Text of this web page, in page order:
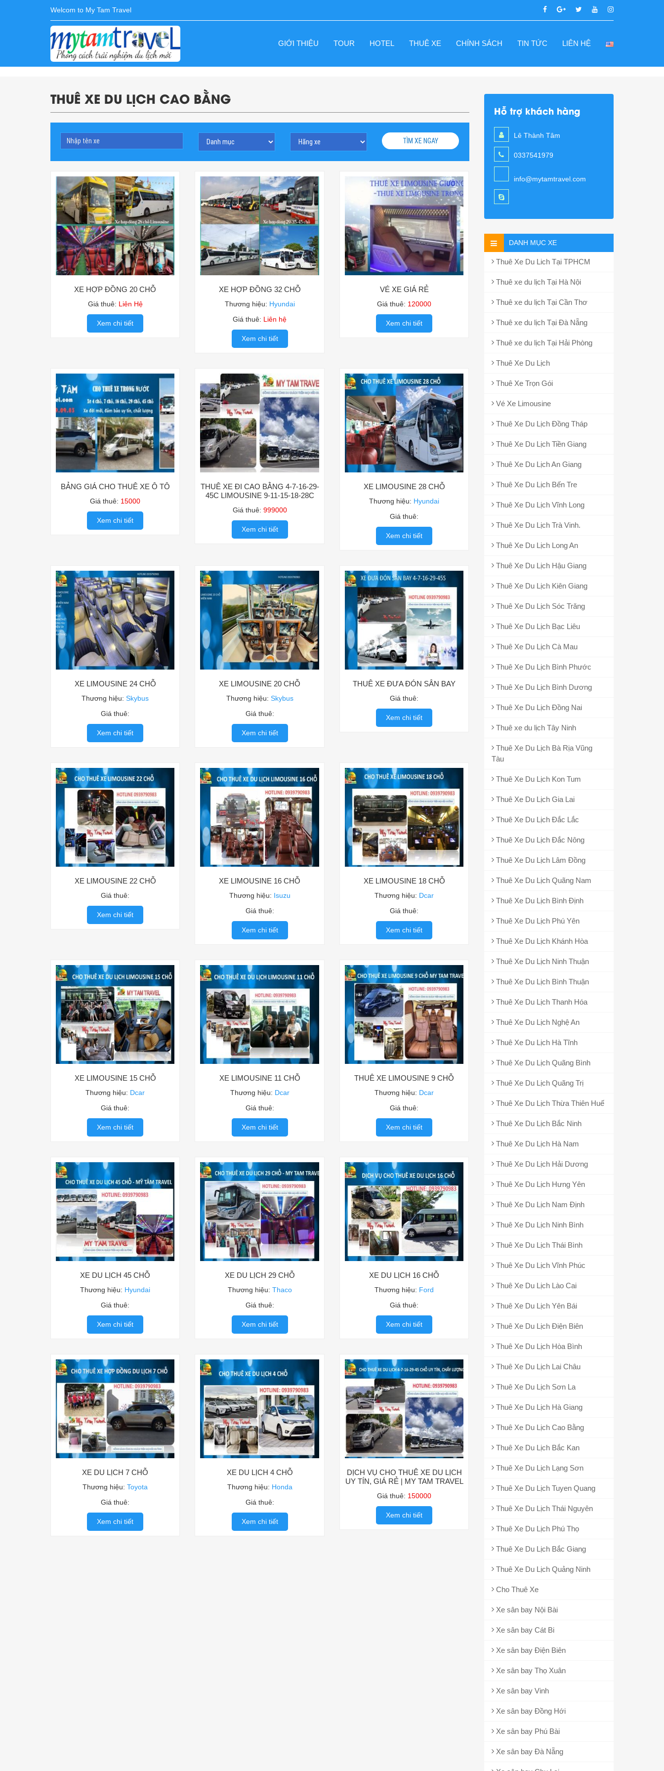
Welcom to My Tam Travel
GIỚI THIỆU TOUR HOTEL THUÊ XE CHÍNH SÁCH TIN TỨC LIÊN HỆ
THUÊ XE DU LỊCH CAO BẰNG
TÌM XE NGAY
XE HỢP ĐỒNG 20 CHỖ
Giá thuê: Liên Hệ
Xem chi tiết
XE HỢP ĐỒNG 32 CHỖ
Thương hiệu: Hyundai
Giá thuê: Liên hệ
Xem chi tiết
VÉ XE GIÁ RẺ
Giá thuê: 120000
Xem chi tiết
BẢNG GIÁ CHO THUÊ XE Ô TÔ
Giá thuê: 15000
Xem chi tiết
THUÊ XE ĐI CAO BẰNG 4-7-16-29-
45C LIMOUSINE 9-11-15-18-28C
Giá thuê: 999000
Xem chi tiết
XE LIMOUSINE 28 CHỖ
Thương hiệu: Hyundai
Giá thuê:
Xem chi tiết
XE LIMOUSINE 24 CHỖ
Thương hiệu:Skybus
Giá thuê:
Xem chi tiết
XE LIMOUSINE 20 CHỖ
Thương hiệu: Skybus
Giá thuê:
Xem chi tiết
THUÊ XE ĐƯA ĐÓN SÂN BAY
Giá thuê:
Xem chi tiết
XE LIMOUSINE 22 CHỖ
Giá thuê:
Xem chi tiết
XE LIMOUSINE 16 CHỖ
Thương hiệu: Isuzu
Giá thuê:
Xem chi tiết
XE LIMOUSINE 18 CHỖ
Thương hiệu: Dcar
Giá thuê:
Xem chi tiết
XE LIMOUSINE 15 CHỖ
Thương hiệu: Dcar
Giá thuê:
Xem chi tiết
XE LIMOUSINE 11 CHỖ
Thương hiệu: Dcar
Giá thuê:
Xem chi tiết
THUÊ XE LIMOUSINE 9 CHỖ
Thương hiệu: Dcar
Giá thuê:
Xem chi tiết
XE DU LỊCH 45 CHỖ
Thương hiệu: Hyundai
Giá thuê:
Xem chi tiết
XE DU LỊCH 29 CHỖ
Thương hiệu: Thaco
Giá thuê:
Xem chi tiết
XE DU LỊCH 16 CHỖ
Thương hiệu: Ford
Giá thuê:
Xem chi tiết
XE DU LỊCH 7 CHỖ
Thương hiệu:Toyota
Giá thuê:
Xem chi tiết
XE DU LỊCH 4 CHỖ
Thương hiệu: Honda
Giá thuê:
Xem chi tiết
DỊCH VỤ CHO THUÊ XE DU LỊCH
UY TÍN, GIÁ RẺ | MY TAM TRAVEL
Giá thuê: 150000
Xem chi tiết
Hỗ trợ khách hàng
Lê Thành Tâm
0337541979
info@mytamtravel.com
DANH MỤC XE
Thuê Xe Du Lich Tại TPHCM
Thuê xe du lịch Tại Hà Nội
Thuê xe du lịch Tại Cần Thơ
Thuê xe du lịch Tại Đà Nẵng
Thuê xe du lịch Tại Hải Phòng
Thuê Xe Du Lịch
Thuê Xe Trọn Gói
Vé Xe Limousine
Thuê Xe Du Lịch Đồng Tháp
Thuê Xe Du Lịch Tiền Giang
Thuê Xe Du Lịch An Giang
Thuê Xe Du Lịch Bến Tre
Thuê Xe Du Lịch Vĩnh Long
Thuê Xe Du Lịch Trà Vinh.
Thuê Xe Du Lịch Long An
Thuê Xe Du Lịch Hậu Giang
Thuê Xe Du Lịch Kiên Giang
Thuê Xe Du Lịch Sóc Trăng
Thuê Xe Du Lịch Bạc Liêu
Thuê Xe Du Lịch Cà Mau
Thuê Xe Du Lịch Bình Phước
Thuê Xe Du Lịch Bình Dương
Thuê Xe Du Lịch Đồng Nai
Thuê xe du lịch Tây Ninh
Thuê Xe Du Lịch Bà Rịa Vũng
Tàu
Thuê Xe Du Lịch Kon Tum
Thuê Xe Du Lịch Gia Lai
Thuê Xe Du Lịch Đắc Lắc
Thuê Xe Du Lịch Đắc Nông
Thuê Xe Du Lịch Lâm Đồng
Thuê Xe Du Lịch Quãng Nam
Thuê Xe Du Lịch Bình Định
Thuê Xe Du Lịch Phú Yên
Thuê Xe Du Lịch Khánh Hòa
Thuê Xe Du Lịch Ninh Thuận
Thuê Xe Du Lịch Bình Thuận
Thuê Xe Du Lịch Thanh Hóa
Thuê Xe Du Lịch Nghệ An
Thuê Xe Du Lịch Hà Tĩnh
Thuê Xe Du Lịch Quãng Bình
Thuê Xe Du Lịch Quãng Trị
Thuê Xe Du Lịch Thừa Thiên Huế
Thuê Xe Du Lịch Bắc Ninh
Thuê Xe Du Lịch Hà Nam
Thuê Xe Du Lịch Hải Dương
Thuê Xe Du Lịch Hưng Yên
Thuê Xe Du Lịch Nam Định
Thuê Xe Du Lịch Ninh Bình
Thuê Xe Du Lịch Thái Bình
Thuê Xe Du Lịch Vĩnh Phúc
Thuê Xe Du Lịch Lào Cai
Thuê Xe Du Lịch Yên Bái
Thuê Xe Du Lịch Điện Biên
Thuê Xe Du Lịch Hòa Bình
Thuê Xe Du Lịch Lai Châu
Thuê Xe Du Lịch Sơn La
Thuê Xe Du Lịch Hà Giang
Thuê Xe Du Lịch Cao Bằng
Thuê Xe Du Lịch Bắc Kan
Thuê Xe Du Lịch Lạng Sơn
Thuê Xe Du Lịch Tuyen Quang
Thuê Xe Du Lịch Thái Nguyên
Thuê Xe Du Lịch Phú Thọ
Thuê Xe Du Lịch Bắc Giang
Thuê Xe Du Lịch Quảng Ninh
Cho Thuê Xe
Xe sân bay Nội Bài
Xe sân bay Cát Bi
Xe sân bay Điện Biên
Xe sân bay Thọ Xuân
Xe sân bay Vinh
Xe sân bay Đồng Hới
Xe sân bay Phú Bài
Xe sân bay Đà Nẵng